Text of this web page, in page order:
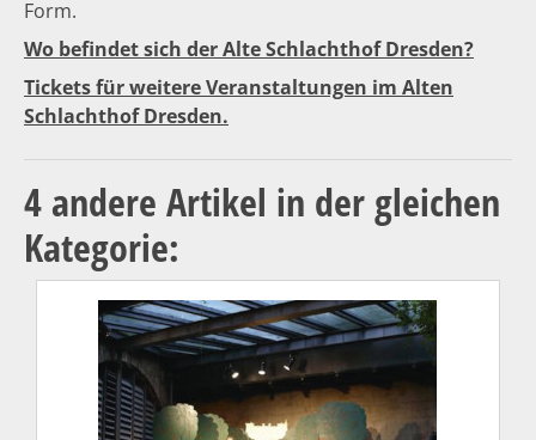
Form.
Wo befindet sich der Alte Schlachthof Dresden?
Tickets für weitere Veranstaltungen im Alten
Schlachthof Dresden.
4 andere Artikel in der gleichen
Kategorie: